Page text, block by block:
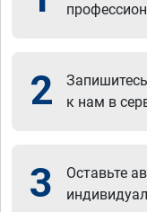
2
к нам в
3
Оставьте